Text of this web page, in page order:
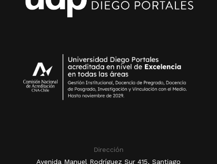
Dirección
Avenida Manuel Rodríguez Sur 415, Santiago